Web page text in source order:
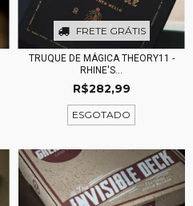
FRETE GRÁTIS
TRUQUE DE MÁGICA THEORY11 -
RHINE'S...
R$282,99
ESGOTADO